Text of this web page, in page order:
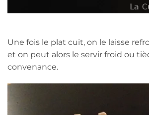
Une fois le plat cuit, on le laisse
et on peut alors le servir froid ou
convenance.